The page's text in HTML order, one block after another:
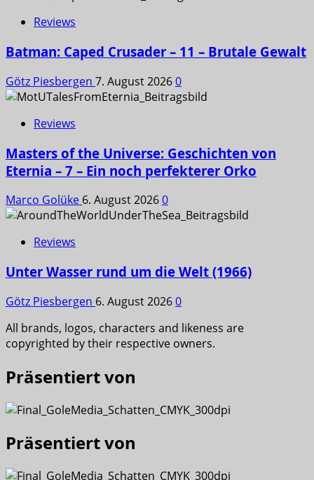
Reviews
Batman: Caped Crusader – 11 – Brutale Gewalt
Götz Piesbergen 7. August 20260
Reviews
Masters of the Universe: Geschichten von
Eternia – 7 – Ein noch perfekterer Orko
Marco Golüke 6. August 20260
Reviews
Unter Wasser rund um die Welt (1966)
Götz Piesbergen 6. August 20260
All brands, logos, characters and likeness are
copyrighted by their respective owners.
Präsentiert von
Präsentiert von